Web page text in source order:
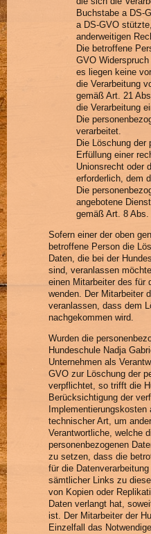
Buchstabe a DS-
a DS-GVO
anderweitigen
Die betroffene
GVO
es liegen keine
die Verarbeitung
gemäß Art. 21
die Verarbeitung
Die
verarbeitet.
Die Löschung der
Erfüllung einer
Unionsrecht oder
erforderlich, dem
Die
angebotene
gemäß Art. 8
Sofern einer der oben
betroffene Person die
Daten, die bei der
sind, veranlassen
einen Mitarbeiter des für
wenden. Der Mitarbeiter
veranlassen, dass dem
nachgekommen wird.
Wurden die
Hundeschule Nadja
Unternehmen als
GVO zur Löschung der
verpflichtet, so trifft die
Berücksichtigung der
technischer Art, um
Verantwortliche, welche
personenbezogenen
zu setzen, dass die
für die
sämtlicher Links zu
von Kopien oder
Daten verlangt hat,
ist. Der Mitarbeiter der
Einzelfall das